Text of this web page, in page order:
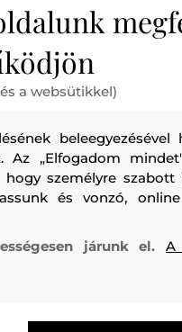
ÚJDONSÁG
MELLÉNY KARL
a websütikkel)
beleegyezésével
Az „Elfogadom
személyre szabott
és vonzó, online
járunk el.A